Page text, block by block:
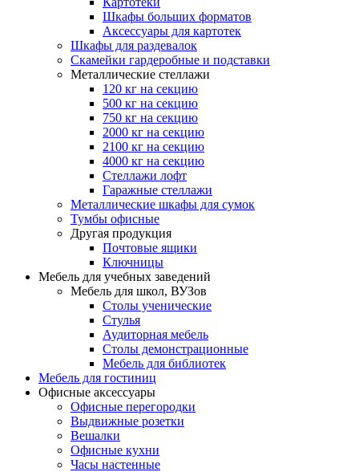
Шкафы больших форматов
Аксессуары для картотек
Шкафы для раздевалок
Скамейки гардеробные и подставки
Металлические стеллажи
120 кг на секцию
500 кг на секцию
750 кг на секцию
2000 кг на секцию
2100 кг на секцию
4000 кг на секцию
Стеллажи лофт
Гаражные стеллажи
Металлические шкафы для сумок
Тумбы офисные
Другая продукция
Почтовые ящики
Ключницы
Мебель для учебных заведений
Мебель для школ, ВУЗов
Столы ученические
Стулья
Аудиторная мебель
Столы демонстрационные
Мебель для библиотек
Мебель для гостиниц
Офисные аксессуары
Офисные перегородки
Выдвижные розетки
Вешалки
Офисные кухни
Часы настенные